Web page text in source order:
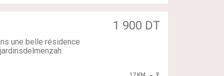
1 900 DT
une belle résidence
17 KM